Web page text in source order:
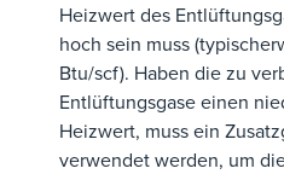
Heizwert des
hoch sein muss
Btu/scf). Haben die zu
Entlüftungsgase einen
Heizwert, muss ein
verwendet werden, um